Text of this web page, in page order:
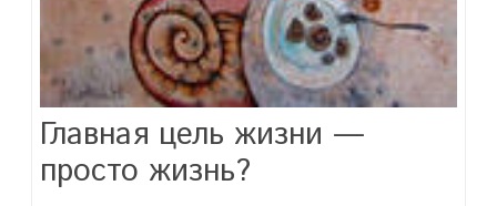
Главная цель жизни —
просто жизнь?